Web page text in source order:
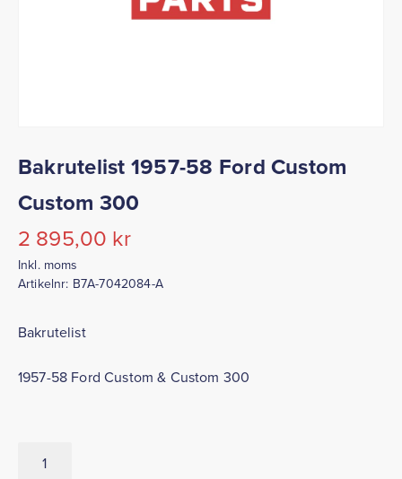
Bakrutelist 1957-58 Ford Custom
Custom 300
2 895,00 kr
Inkl. moms
Artikelnr: B7A-7042084-A
Bakrutelist
1957-58 Ford Custom & Custom 300
1957-